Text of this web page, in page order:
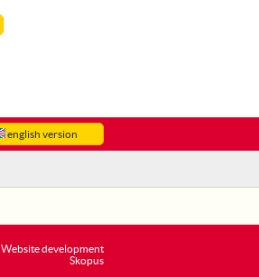
english version
Website development
Skopus